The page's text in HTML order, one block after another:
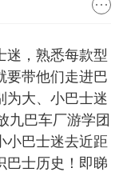
迷，熟悉每款型
要带他们走进巴
为大、小巴士迷
九巴车厂游学团
小巴士迷去近距
巴士历史！即睇